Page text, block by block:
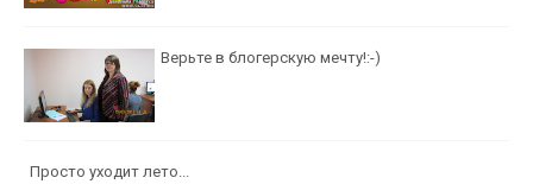
Верьте в блогерскую мечту!:-)
Просто уходит лето...